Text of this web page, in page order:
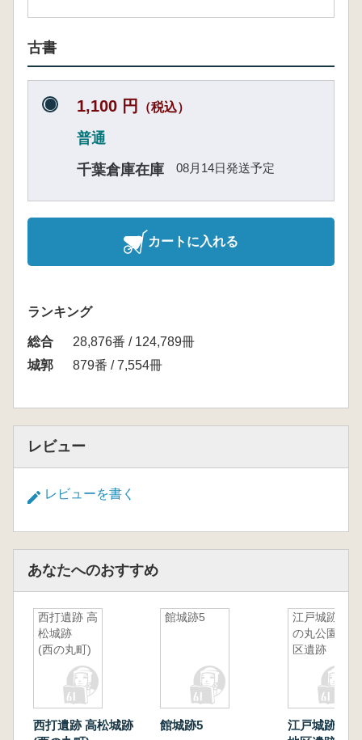
古書
1,100 円 （税込）
普通
千葉倉庫在庫
08月14日発送予定
カートに入れる
ランキング
総合
28,876番 / 124,789冊
城郭
879番 / 7,554冊
レビュー
レビューを書く
あなたへのおすすめ
西打遺跡 高
松城跡
(西の丸町)
西打遺跡 高松城跡
館城跡5
館城跡5
江戸城跡北
の丸公園地
区遺跡
江戸城跡北